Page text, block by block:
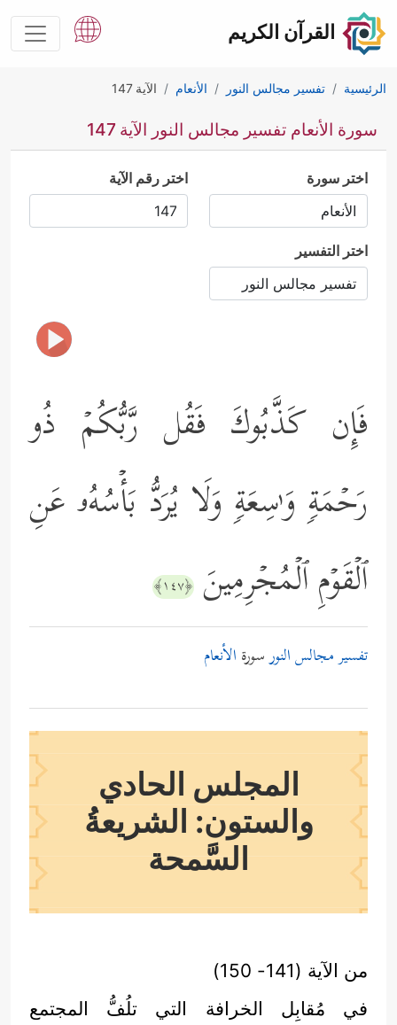
القرآن الكريم
الرئيسية تفسير مجالس النور الأنعام الآية 147
سورة الأنعام تفسير مجالس النور الآية 147
اختر سورة اختر رقم الآية
اختر التفسير
فَإِن كَذَّبُوكَ فَقُل رَّبُّكُمۡ ذُو
رَحۡمَةࣲ وَ ٰ⁠سِعَةࣲ وَلَا یُرَدُّ بَأۡسُهُۥ عَنِ
ٱلۡقَوۡمِ ٱلۡمُجۡرِمِینَ﴿١٤٧﴾
تفسير مجالس النورسورةالأنعام
المجلس الحادي
والستون: الشريعةُ
السَّمحة
من الآية (141- 150)
في مُقابِل الخرافة التي تلُفُّ المجتمع